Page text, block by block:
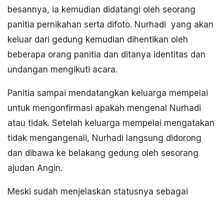
besannya, ia kemudian didatangi oleh seorang
panitia pernikahan serta difoto. Nurhadi yang akan
keluar dari gedung kemudian dihentikan oleh
beberapa orang panitia dan ditanya identitas dan
undangan mengikuti acara.
Panitia sampai mendatangkan keluarga mempelai
untuk mengonfirmasi apakah mengenal Nurhadi
atau tidak. Setelah keluarga mempelai mengatakan
tidak mengangenali, Nurhadi langsung didorong
dan dibawa ke belakang gedung oleh sesorang
ajudan Angin.
Meski sudah menjelaskan statusnya sebagai